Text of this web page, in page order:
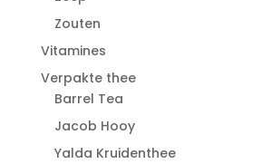
Zouten
Vitamines
Verpakte thee
Barrel Tea
Jacob Hooy
Yalda Kruidenthee